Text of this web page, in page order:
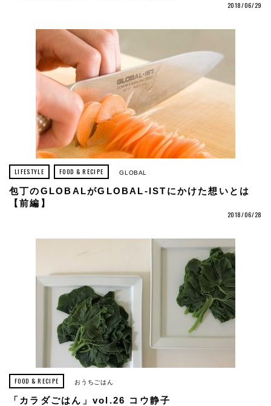
2018/06/29
LIFESTYLE FOOD & RECIPE GLOBAL
包丁のGLOBALがGLOBAL-ISTにかけた想いとは
【前編】
2018/06/28
FOOD & RECIPE おうちごはん
「カラダごはん」vol.26 コウ静子